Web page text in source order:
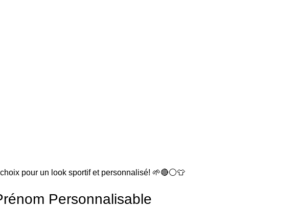
pour un look sportif et personnalisé! 🌱🔴⚪👕
Personnalisable